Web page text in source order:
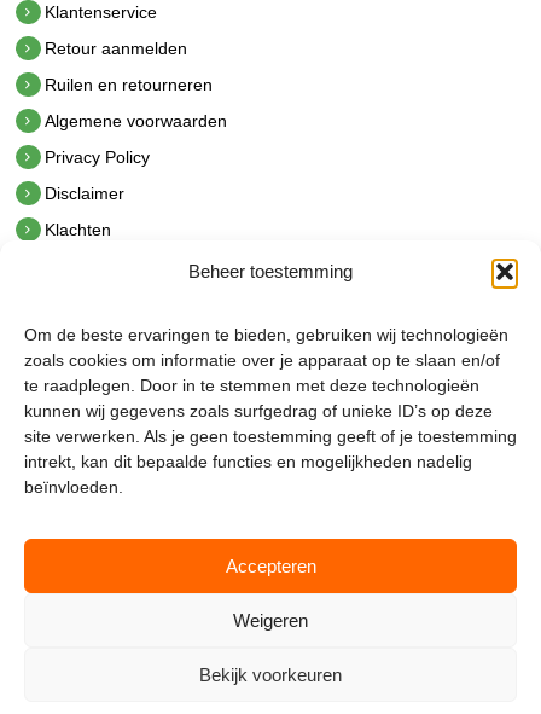
Beheer toestemming
Om de beste ervaringen te bieden, gebruiken wij technologieën
zoals cookies om informatie over je apparaat op te slaan en/of
te raadplegen. Door in te stemmen met deze technologieën
kunnen wij gegevens zoals surfgedrag of unieke ID’s op deze
site verwerken. Als je geen toestemming geeft of je toestemming
intrekt, kan dit bepaalde functies en mogelijkheden nadelig
beïnvloeden.
Accepteren
Weigeren
Bekijk voorkeuren
Klantenservice
Retour aanmelden
Ruilen en retourneren
Algemene voorwaarden
Privacy Policy
Disclaimer
Klachten
hetindustriehuis B.V.
De Hoek 1 1601 MR Enkhuizen
t.0228 53 00 40
e.info@hetindustriehuis.com
KVK 51483904
BTW NL850044522B01